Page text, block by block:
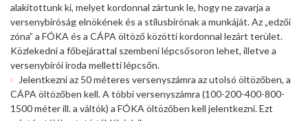
alakítottunk ki, melyet kordonnal zártunk le, hogy ne zavarja a
versenybíróság elnökének és a stílusbírónak a munkáját. Az „edzői
zóna” a FÓKA és a CÁPA öltöző közötti kordonnal lezárt terület.
Közlekedni a főbejárattal szembeni lépcsősoron lehet, illetve a
versenybírói iroda melletti lépcsőn.
Jelentkezni az 50 méteres versenyszámra az utolsó öltözőben, a
CÁPA öltözőben kell. A többi versenyszámra (100-200-400-800-
1500 méter ill. a váltók) a FÓKA öltözőben kell jelentkezni. Ezt